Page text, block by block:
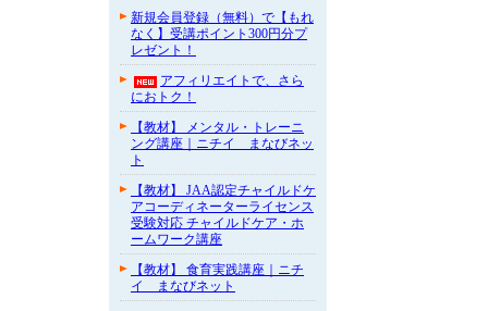
新規会員登録（無料）で【もれ
なく】受講ポイント300円分プ
レゼント！
アフィリエイトで、さら
におトク！
【教材】 メンタル・トレーニ
ング講座｜ニチイ まなびネッ
ト
【教材】 JAA認定チャイルドケ
アコーディネーターライセンス
受験対応 チャイルドケア・ホ
ームワーク講座
【教材】 食育実践講座｜ニチ
イ まなびネット